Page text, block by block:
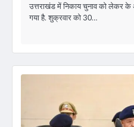
उत्तराखंड में निकाय चुनाव को लेकर
गया है. शुक्रवार को 30…